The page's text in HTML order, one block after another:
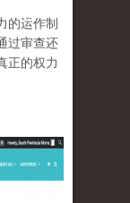
的运作制
过审查还
正的权力